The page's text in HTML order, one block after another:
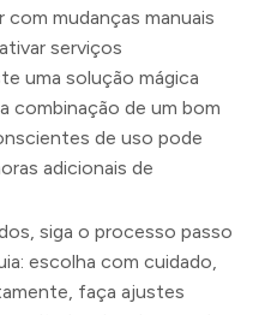
mudanças manuais
serviços
uma solução mágica
combinação de um bom
de uso pode
adicionais de
siga o processo passo
escolha com cuidado,
faça ajustes